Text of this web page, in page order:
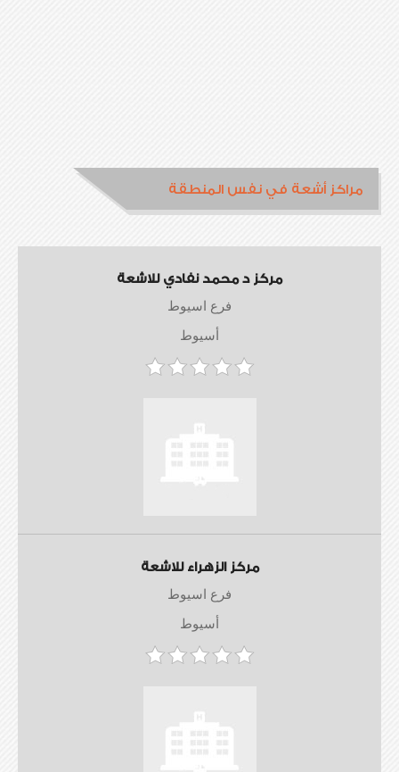
مراكز أشعة في نفس المنطقة
مركز د محمد نفادي للاشعة
فرع اسيوط
أسيوط
مركز الزهراء للاشعة
فرع اسيوط
أسيوط